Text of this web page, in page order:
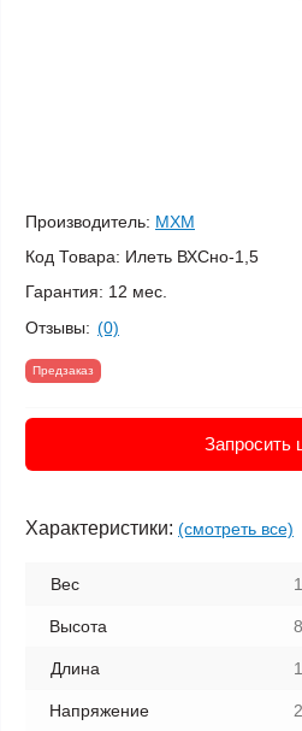
Производитель: МХМ
Код Товара: Илеть ВХСно-1,5
Гарантия: 12 мес.
Отзывы: (0)
Предзаказ
Запросить
Характеристики: (смотреть все)
Вес
Высота
Длина
Напряжение